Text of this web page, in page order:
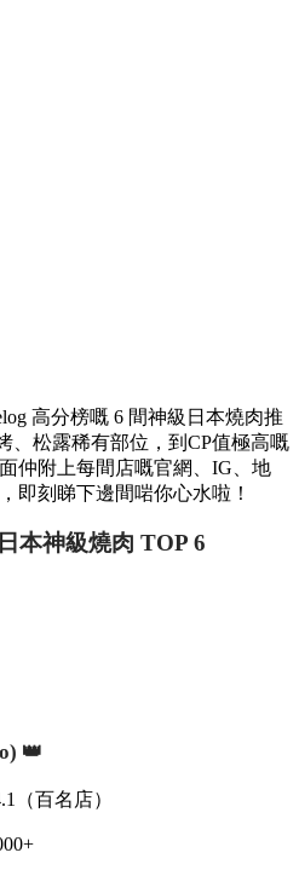
高分榜嘅 6 間神級日本燒肉推
、松露稀有部位，到CP值極高嘅
仲附上每間店嘅官網、IG、地
即刻睇下邊間啱你心水啦！
本神級燒肉 TOP 6
👑
（百名店）